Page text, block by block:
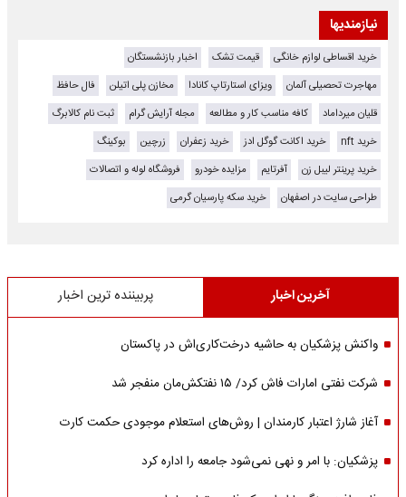
نیازمندیها
خرید اقساطی لوازم خانگی قیمت تشک
اخبار بازنشستگان
مهاجرت تحصیلی آلمان
ویزای استارتاپ کانادا مخازن پلی اتیلن
فال حافظ
قلیان میرداماد
کافه مناسب کار و مطالعه مجله آرایش گرام
ثبت نام کالابرگ
خرید nft
خرید اکانت گوگل ادز خرید زعفران زرچین
بوکینگ
خرید پرینتر لیبل زن
آفرتایم مزایده خودرو
فروشگاه لوله و اتصالات
طراحی سایت در اصفهان
خرید سکه پارسیان گرمی
آخرین اخبار پربیننده ترین اخبار
واکنش پزشکیان به حاشیه درخت‌کاری‌اش در پاکستان
شرکت نفتی امارات فاش کرد/ ۱۵ نفتکش‌مان منفجر شد
آغاز شارژ اعتبار کارمندان | روش‌های استعلام موجودی حکمت کارت
پزشکیان: با امر و نهی نمی‌شود جامعه را اداره کرد